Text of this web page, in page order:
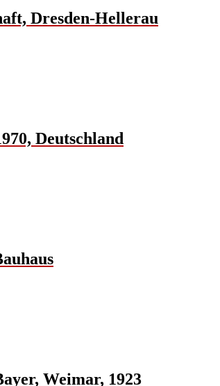
Dresden-Hellerau
Deutschland
Weimar, 1923